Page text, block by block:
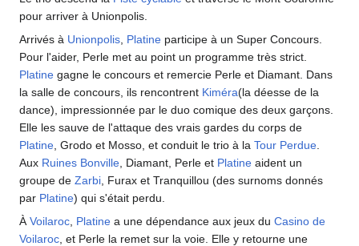
pour arriver à Unionpolis.
Arrivés à Unionpolis Platine participe à un Super Concours.
Pour l'aider, Perle met au point un programme très strict.
Platine gagne le concours et remercie Perle et Diamant. Dans
la salle de concours, ils rencontrent Kiméra(la déesse de la
dance), impressionnée par le duo comique des deux garçons.
Elle les sauve de l'attaque des vrais gardes du corps de
Platine , Grodo et Mosso, et conduit le trio à la Tour Perdue
Aux Ruines Bonville , Diamant, Perle et Platine aident un
groupe de Zarbi , Furax et Tranquillou (des surnoms donnés
par Platine) qui s'était perdu.
À Voilaroc Platine a une dépendance aux jeux du Casino de
Voilaroc , et Perle la remet sur la voie. Elle y retourne une